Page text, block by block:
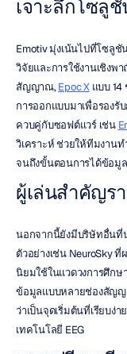
เจาะลึกโซลู
Emotiv มุ่งเน้นไปที่โซลูชั
วิจัยและการใช้งานเชิง
สัญญาณ, Epoc X แบบ 14
การออกแบบมาเพื่อรองรั
ควบคู่กับซอฟต์แวร์ เช่น
วิเคราะห์ ช่วยให้ทีมงาน
จนถึงขั้นตอนการได้ข้อมูล
ผู้เล่นสำคัญร
นอกจากนี้ยังมีบริษัทอื่นที่
ตัวอย่างเช่น NeuroSky
นิยมใช้ในแวดวงการศึกษ
ข้อมูลแบบหลายช่องสัญญ
ว่าเป็นจุดเริ่มต้นที่เรียบง่
เทคโนโลยี EEG